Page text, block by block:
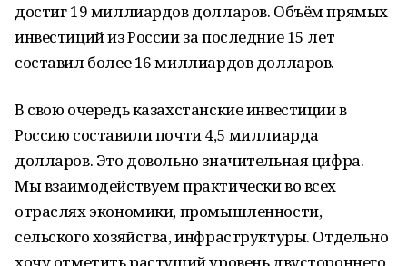
достиг 19 миллиардов долларов. Объём прямых
инвестиций из России за последние 15 лет
составил более 16 миллиардов долларов.
В свою очередь казахстанские инвестиции в
Россию составили почти 4,5 миллиарда
долларов. Это довольно значительная цифра.
Мы взаимодействуем практически во всех
отраслях экономики, промышленности,
сельского хозяйства, инфраструктуры. Отдельно